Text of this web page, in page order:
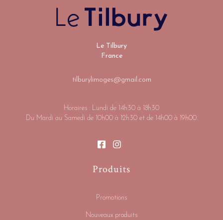
Le Tilbury
France
tilburylimoges@gmail.com
Horaires : Lundi de 14h30 à 18h30
Du Mardi au Samedi de 10h00 à 12h30 et de 14h00 à 19h00.
Produits
Promotions
Nouveaux produits